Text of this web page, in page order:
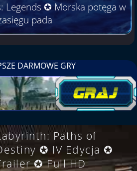
Legends ✪ Morska potęga w
pada
DARMOWE GRY
.
Paths of
✪ IV Edycja ✪
✪ Full HD